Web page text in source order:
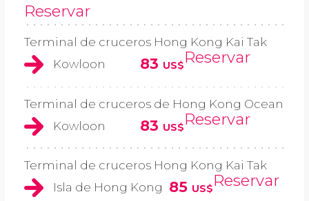
Reservar
Terminal de cruceros Hong Kong Kai Tak
Kowloon
83 US$Reservar
Terminal de cruceros de Hong Kong Ocean
Kowloon
83 US$Reservar
Terminal de cruceros Hong Kong Kai Tak
Isla de Hong Kong 85 US$Reservar